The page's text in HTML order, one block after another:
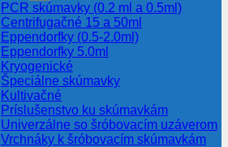
PCR skúmavky (0.2 ml a 0.5ml)
Centrifugačné 15 a 50ml
Eppendorfky (0.5-2.0ml)
Eppendorfky 5.0ml
Kryogenické
Špeciálne skúmavky
Kultivačné
Príslušenstvo ku skúmavkám
Univerzálne so šróbovacím uzáverom
Vrchnáky k šróbovacím skúmavkám